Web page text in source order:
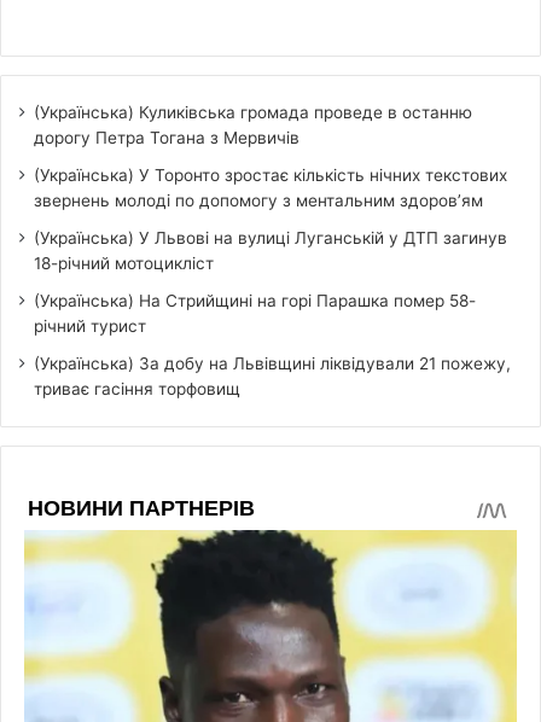
(Українська) Куликівська громада проведе в останню
дорогу Петра Тогана з Мервичів
(Українська) У Торонто зростає кількість нічних текстових
звернень молоді по допомогу з ментальним здоров’ям
(Українська) У Львові на вулиці Луганській у ДТП загинув
18-річний мотоцикліст
(Українська) На Стрийщині на горі Парашка помер 58-
річний турист
(Українська) За добу на Львівщині ліквідували 21 пожежу,
триває гасіння торфовищ